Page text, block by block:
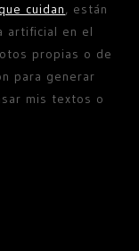
cuidan, están
artificial en el
propias o de
para generar
mis textos o